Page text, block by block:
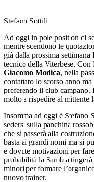
Stefano Sottili
Ad oggi in pole position ci
mentre scendono le
già dalla prossima
tecnico della Viterbese. Con
Giacomo Modica, nella
contattato lo scorso anno
preferendo il club campano.
molto a rispedire al mittente
Insomma ad oggi è Stefano
sedersi sulla panchina
che si passerà alla
basta ai grandi nomi ma si
e dovute motivazioni per
probabilità la Samb
minori per formare
nuovo trainer.